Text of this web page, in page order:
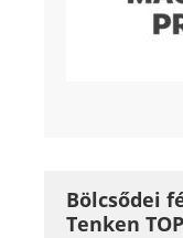
Bölcsődei
Tenken